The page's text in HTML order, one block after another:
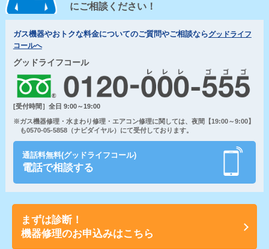
にご相談ください！
ガス機器やおトクな料金についてのご質問やご相談ならグッドライフ
コールへ
グッドライフコール
[受付時間］全日 9:00～19:00
※ガス機器修理・水まわり修理・エアコン修理に関しては、夜間【19:00～9:00】
も0570-05-5858（ナビダイヤル）にて受付しております。
通話料無料(グッドライフコール)
電話で相談する
まずは診断！
機器修理のお申込みはこちら